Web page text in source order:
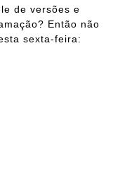
de versões e
Então não
sexta-feira: